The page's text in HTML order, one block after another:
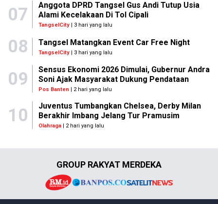
07
Anggota DPRD Tangsel Gus Andi Tutup Usia
Alami Kecelakaan Di Tol Cipali
TangselCity| 3 hari yang lalu
08 Tangsel Matangkan Event Car Free Night
TangselCity | 3 hari yang lalu
09
Sensus Ekonomi 2026 Dimulai, Gubernur Andra
Soni Ajak Masyarakat Dukung Pendataan
Pos Banten | 2 hari yang lalu
10
Juventus Tumbangkan Chelsea, Derby Milan
Berakhir Imbang Jelang Tur Pramusim
Olahraga| 2 hari yang lalu
GROUP RAKYAT MERDEKA